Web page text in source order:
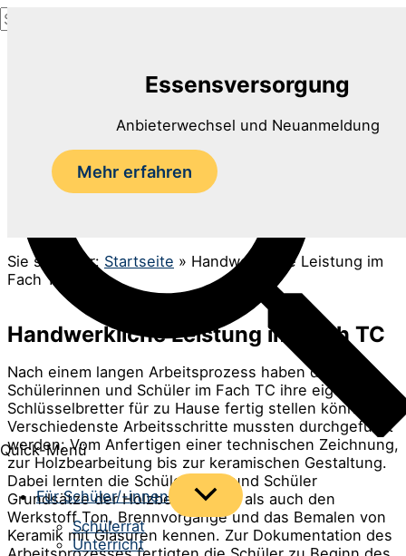
Zum
Inhalt
Suchen
nach:
Quick-Menü
Für Schüler/-innen
Menü
umschalten
Schülerrat
Unterricht
Essensversorgung
Anbieterwechsel und Neuanmeldung
Mehr erfahren
Sie sind hier: Startseite » Handwerkliche Leistung im
Fach TC
Handwerkliche Leistung im Fach TC
Nach einem langen Arbeitsprozess haben die
Schülerinnen und Schüler im Fach TC ihre eigenen
Schlüsselbretter für zu Hause fertig stellen können.
Verschiedenste Arbeitsschritte mussten durchgeführt
werden: Vom Anfertigen einer technischen Zeichnung,
zur Holzbearbeitung bis zur keramischen Gestaltung.
Dabei lernten die Schülerinnen und Schüler
Grundsätze der Holzbearbeitung als auch den
Werkstoff Ton, Brennvorgänge und das Bemalen von
Keramik mit Glasuren kennen. Zur Dokumentation des